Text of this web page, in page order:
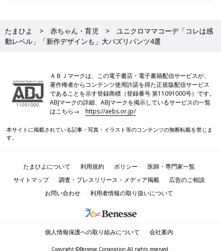
たまひよ 赤ちゃん・育児
ユニクロママコーデ「コレは感
動レベル」「新作デザインも」大バズリパンツ4選
ＡＢＪマークは、この電子書店・電子書籍配信サービスが、
著作権者からコンテンツ使用許諾を得た正規版配信サービス
であることを示す登録商標（登録番号 第11091000号）です。
ABJマークの詳細、ABJマークを掲示しているサービスの一覧
はこちら→https://aebs.or.jp/
本サイトに掲載されている記事・写真・イラスト等のコンテンツの無断転載を禁じま
す。
たまひよについて 利用規約 ポリシー
医師・専門家一覧
サイトマップ
調査・プレスリリース・メディア掲載
広告のご相談
お問い合わせ
利用者情報の取り扱いについて
個人情報保護への取り組みについて 会社案内
Copyright ©Benesse Corporation All rights reserved.